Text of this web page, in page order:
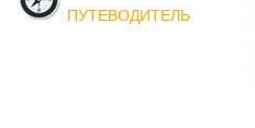
ПУТЕВОДИТЕЛЬ